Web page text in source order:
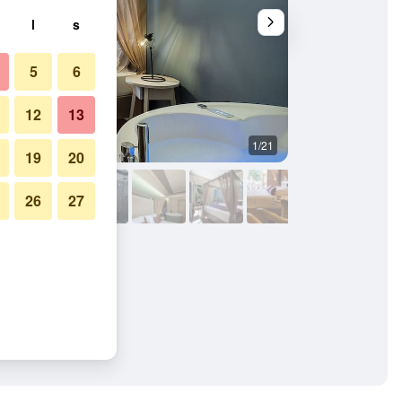
1/21
l s
5 6
12 13
19 20
26 27